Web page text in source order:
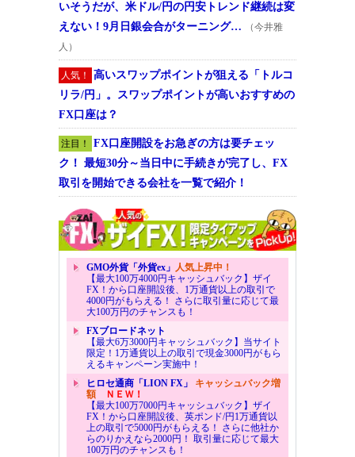
いそうだが、米ドル/円の円安トレンド継続は変
えない！9月日銀会合がターニング…
（今井雅
人）
人気！
高いスワップポイントが狙える「トルコ
リラ/円」。スワップポイントが高いおすすめの
FX口座は？
注目！
FX口座開設をお急ぎの方は要チェッ
ク！ 最短30分～当日中に手続きが完了し、FX
取引を開始できる会社を一覧で紹介！
GMO外貨「外貨ex」 人気上昇中！
【最大100万4000円キャッシュバック】ザイ
FX！から口座開設後、1万通貨以上の取引で
4000円がもらえる！ さらに取引量に応じて最
大100万円のチャンスも！
FXブロードネット
【最大6万3000円キャッシュバック】当サイト
限定！1万通貨以上の取引で現金3000円がもら
えるキャンペーン実施中！
ヒロセ通商「LION FX」 キャッシュバック増
額ＮＥＷ！
【最大100万7000円キャッシュバック】ザイ
FX！から口座開設後、英ポンド/円1万通貨以
上の取引で5000円がもらえる！ さらに他社か
らのりかえなら2000円！ 取引量に応じて最大
100万円のチャンスも！